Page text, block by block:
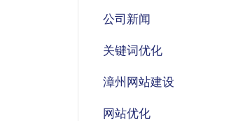
公司新闻
关键词优化
漳州网站建设
网站优化